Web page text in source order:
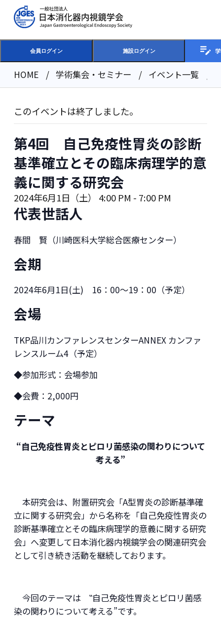
会員ログイン 施設ログイン
HOME 学術集会・セミナー イベント一覧
このイベントは終了しました。
第4回 自己免疫性胃炎の診断
基準確立とその臨床病理学的意
義に関する研究会
2024年6月1日（土） 4:00 PM - 7:00 PM
代表世話人
春間 賢（川崎医科大学総合医療センター）
会期
2024年6月1日(土) 16：00～19：00（予定）
会場
TKP品川カンファレンスセンターANNEX カンファ
レンスルーム4（予定）
◆参加形式：会場参加
◆会費：2,000円
テーマ
“自己免疫性胃炎とピロリ菌感染の関わりについて
考える”
本研究会は、附置研究会「A型胃炎の診断基準確
立に関する研究会」から名称を「自己免疫性胃炎の
診断基準確立とその臨床病理学的意義に関する研究
会」へ変更して日本消化器内視鏡学会の関連研究会
として引き続き活動を継続しております。
今回のテーマは ‟自己免疫性胃炎とピロリ菌感
染の関わりについて考える”です。